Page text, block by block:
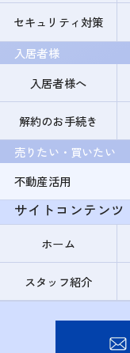
セキュリティ対策
入居者様
入居者様へ
解約のお手続き
売りたい・買いたい
不動産活用
サイトコンテンツ
ホーム
スタッフ紹介